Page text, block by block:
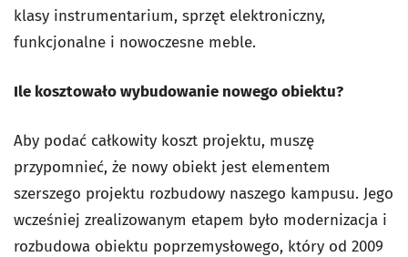
klasy instrumentarium, sprzęt elektroniczny,
funkcjonalne i nowoczesne meble.
Ile kosztowało wybudowanie nowego obiektu?
Aby podać całkowity koszt projektu, muszę
przypomnieć, że nowy obiekt jest elementem
szerszego projektu rozbudowy naszego kampusu. Jego
wcześniej zrealizowanym etapem było modernizacja i
rozbudowa obiektu poprzemysłowego, który od 2009